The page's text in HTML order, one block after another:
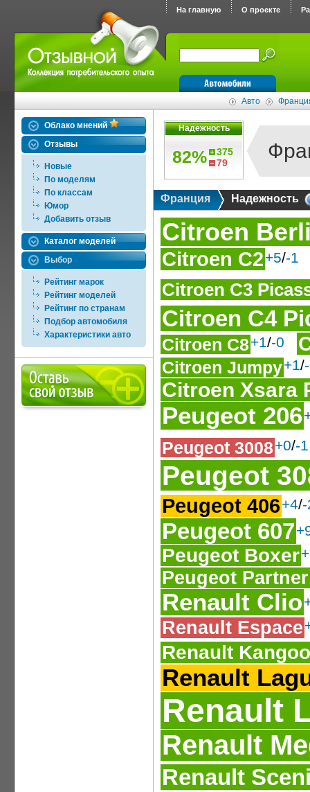
На главную О проекте
Авто
Облако мнений
Отзывы
Новые
По моделям
По классам
Юмор
Добавить отзыв
Каталог моделей
Выбор
Рейтинг марок
Рейтинг моделей
Рейтинг по странам
Подбор автомобиля
Характеристики авто
Надежность
82%
375
79
Франция Надежность
Citroen
Citroen C2+5/-1
Citroen C3
Citroen C4
Citroen C8+1/-0
Citroen Jumpy+1/
Citroen Xsara
Peugeot 206
Peugeot 3008+0/-1
Peugeot
Peugeot 406+4/
Peugeot 607
Peugeot Boxer
Peugeot Partner
Renault Clio
Renault Espace
Renault Kangoo
Renault
Renault
Renault
Renault